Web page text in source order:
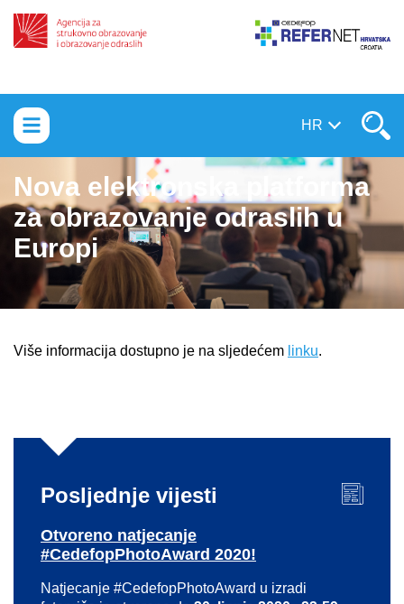
HR
Nova elektronska platforma
za obrazovanje odraslih u
Europi
Više informacija dostupno je na sljedećem linku.
Posljednje vijesti
Otvoreno natjecanje
#CedefopPhotoAward 2020!
Natjecanje #CedefopPhotoAward u izradi